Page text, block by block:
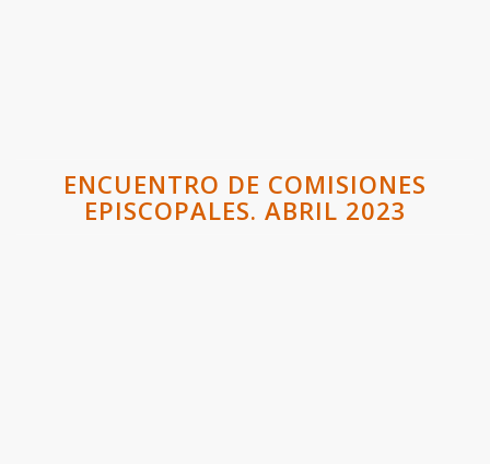
ENCUENTRO DE COMISIONES
EPISCOPALES. ABRIL 2023